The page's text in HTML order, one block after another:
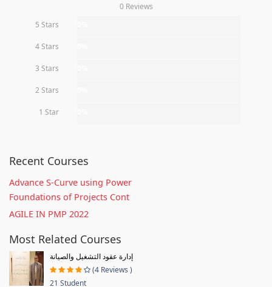
0 Reviews
5 Stars
4 Stars
3 Stars
2 Stars
1 Star
Recent Courses
Advance S-Curve using Power
Foundations of Projects Cont
AGILE IN PMP 2022
Most Related Courses
إدارة عقود التشغيل والصيانة
(4 Reviews )
21 Student